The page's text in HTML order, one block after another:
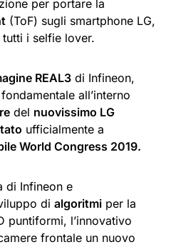
per portare la
(ToF) sugli smartphone LG,
i selfie lover.
REAL3 di Infineon,
all’interno
del nuovissimo LG
ufficialmente a
World Congress 2019.
di Infineon e
di algoritmi per la
puntiformi, l’innovativo
frontale un nuovo